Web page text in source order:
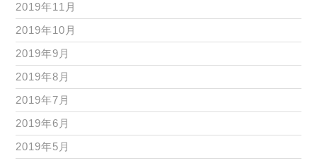
2019年11月
2019年10月
2019年9月
2019年8月
2019年7月
2019年6月
2019年5月